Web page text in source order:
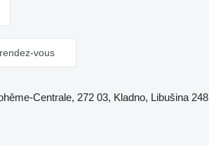
vous
Centrale, 272 03, Kladno, Libušina 248